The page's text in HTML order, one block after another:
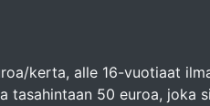
kerta, alle 16-vuotiaat
50 euroa, joka